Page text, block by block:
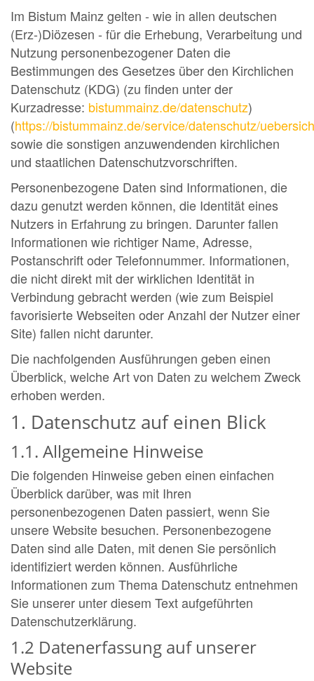
Im Bistum Mainz gelten - wie in allen deutschen
(Erz-)Diözesen - für die Erhebung, Verarbeitung und
Nutzung personenbezogener Daten die
Bestimmungen des Gesetzes über den Kirchlichen
Datenschutz (KDG) (zu finden unter der
Kurzadresse: bistummainz.de/datenschutz)
(https://bistummainz.de/service/datenschutz/
sowie die sonstigen anzuwendenden kirchlichen
und staatlichen Datenschutzvorschriften.
Personenbezogene Daten sind Informationen, die
dazu genutzt werden können, die Identität eines
Nutzers in Erfahrung zu bringen. Darunter fallen
Informationen wie richtiger Name, Adresse,
Postanschrift oder Telefonnummer. Informationen,
die nicht direkt mit der wirklichen Identität in
Verbindung gebracht werden (wie zum Beispiel
favorisierte Webseiten oder Anzahl der Nutzer einer
Site) fallen nicht darunter.
Die nachfolgenden Ausführungen geben einen
Überblick, welche Art von Daten zu welchem Zweck
erhoben werden.
1. Datenschutz auf einen Blick
1.1. Allgemeine Hinweise
Die folgenden Hinweise geben einen einfachen
Überblick darüber, was mit Ihren
personenbezogenen Daten passiert, wenn Sie
unsere Website besuchen. Personenbezogene
Daten sind alle Daten, mit denen Sie persönlich
identifiziert werden können. Ausführliche
Informationen zum Thema Datenschutz entnehmen
Sie unserer unter diesem Text aufgeführten
Datenschutzerklärung.
1.2 Datenerfassung auf unserer
Website